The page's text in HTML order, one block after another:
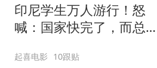
印尼学生万人游行！怒
喊：国家快完了，而总统
起喜电影 10跟贴